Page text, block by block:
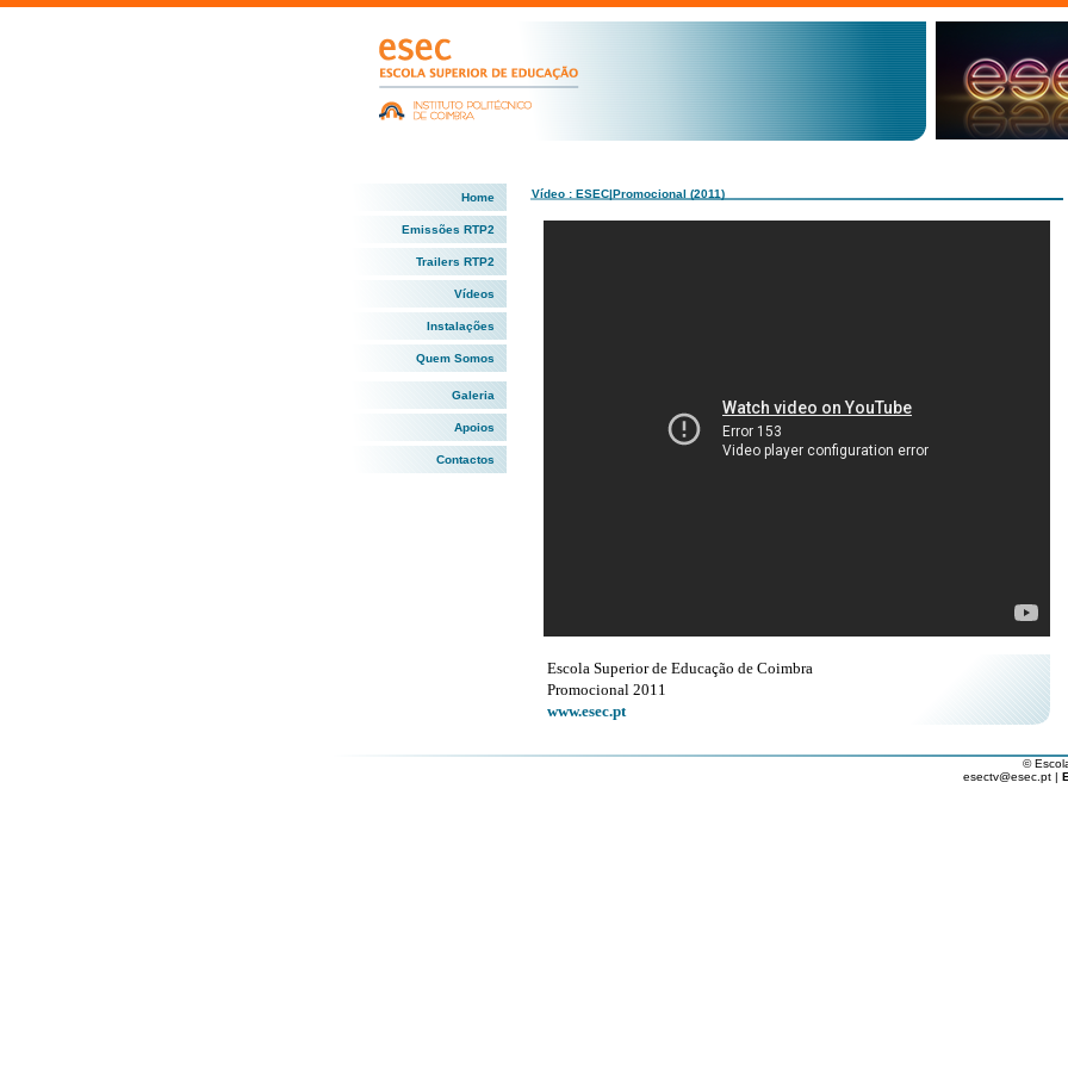
Home
Emissões RTP2
Trailers RTP2
Vídeos
Instalações
Quem Somos
Galeria
Apoios
Contactos
Vídeo : ESEC|Promocional (2011)
Escola Superior de Educação de Coimbra
Promocional 2011
www.esec.pt
©
esectv@esec.pt |